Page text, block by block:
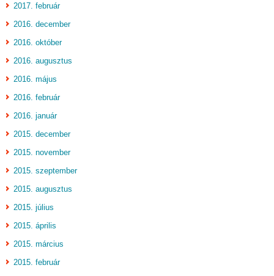
2017. február
2016. december
2016. október
2016. augusztus
2016. május
2016. február
2016. január
2015. december
2015. november
2015. szeptember
2015. augusztus
2015. július
2015. április
2015. március
2015. február